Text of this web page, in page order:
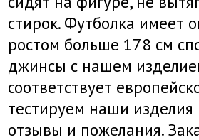
стирок. Футболка имеет
ростом больше 178 см
джинсы с нашем
соответствует
тестируем наши изделия
отзывы и пожелания.